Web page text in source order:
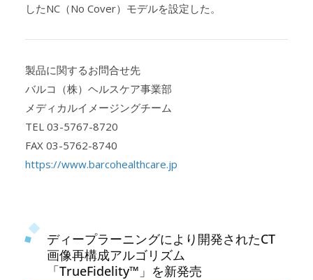
したNC（No Cover）モデルを設定した。
製品に関するお問合せ先
バルコ（株）ヘルスケア事業部
メディカルイメージングチーム
TEL 03-5767-8720
FAX 03-5762-8740
https://www.barcohealthcare.jp
ディープラーニングにより開発されたCT
画像再構成アルゴリズム
「TrueFidelity™」を新発売